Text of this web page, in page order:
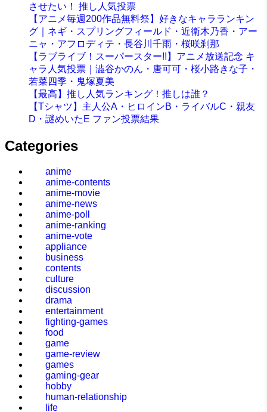
させたい！ 推し人気投票
【アニメ毎週200作品無料祭】好きなキャラランキン
グ｜ネギ・スプリングフィールド・近衛木乃香・アー
ニャ・アフロディテ・長谷川千雨・桜咲刹那
【ラブライブ！スーパースター!!】アニメ放送記念 キ
ャラ人気投票｜澁谷かのん・唐可可・桜小路きな子・
若菜四季・鬼塚夏美
【最高】推し人気ランキング！推しは誰？
【Tシャツ】主人公A・ヒロインB・ライバルC・親友
D・謎めいたE ファン投票結果
Categories
anime
anime-contents
anime-movie
anime-news
anime-poll
anime-ranking
anime-vote
appliance
business
contents
culture
discussion
drama
entertainment
fighting-games
food
game
game-review
games
gaming-gear
hobby
human-relationship
life